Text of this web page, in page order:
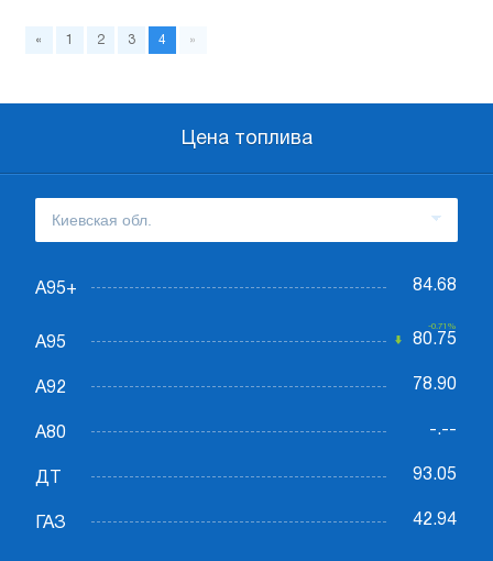
« 1 2 3 4 »
Цена топлива
А95+ 84.68
А95
-0.71%
80.75
А92 78.90
А80 -.--
ДТ 93.05
ГАЗ 42.94